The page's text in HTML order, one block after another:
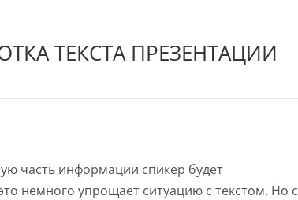
ТЕКСТА ПРЕЗЕНТАЦИИ
часть информации спикер будет
немного упрощает ситуацию с текстом. Но с